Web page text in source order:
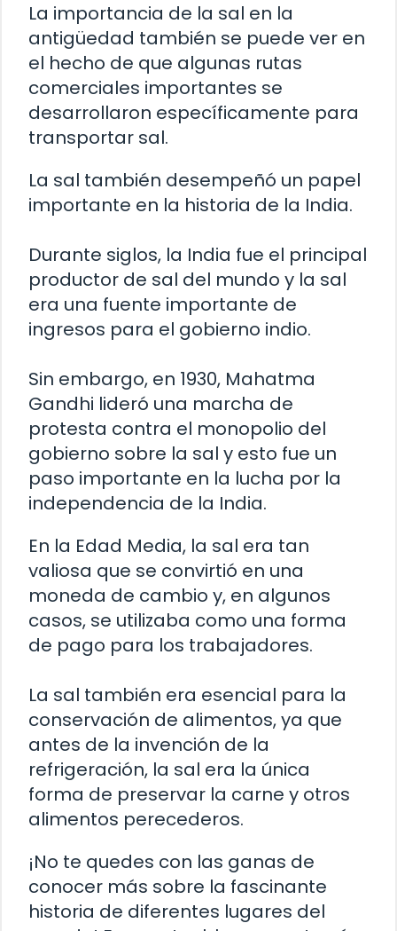
La importancia de la sal en la
antigüedad también se puede ver en
el hecho de que algunas rutas
comerciales importantes se
desarrollaron específicamente para
transportar sal.
La sal también desempeñó un papel
importante en la historia de la India.
Durante siglos, la India fue el principal
productor de sal del mundo y la sal
era una fuente importante de
ingresos para el gobierno indio.
Sin embargo, en 1930, Mahatma
Gandhi lideró una marcha de
protesta contra el monopolio del
gobierno sobre la sal y esto fue un
paso importante en la lucha por la
independencia de la India.
En la Edad Media, la sal era tan
valiosa que se convirtió en una
moneda de cambio y, en algunos
casos, se utilizaba como una forma
de pago para los trabajadores.
La sal también era esencial para la
conservación de alimentos, ya que
antes de la invención de la
refrigeración, la sal era la única
forma de preservar la carne y otros
alimentos perecederos.
¡No te quedes con las ganas de
conocer más sobre la fascinante
historia de diferentes lugares del